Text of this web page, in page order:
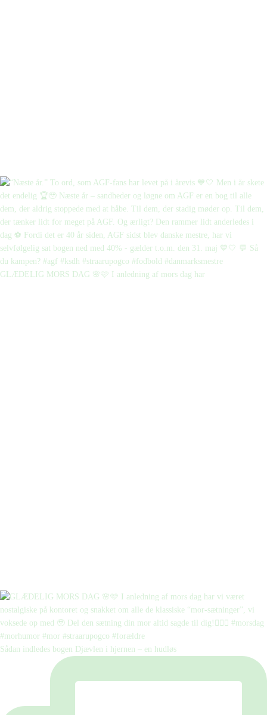
GLÆDELIG MORS DAG 🌸🩷 I anledning af mors dag har
Sådan indledes bogen Djævlen i hjernen – en hudløs